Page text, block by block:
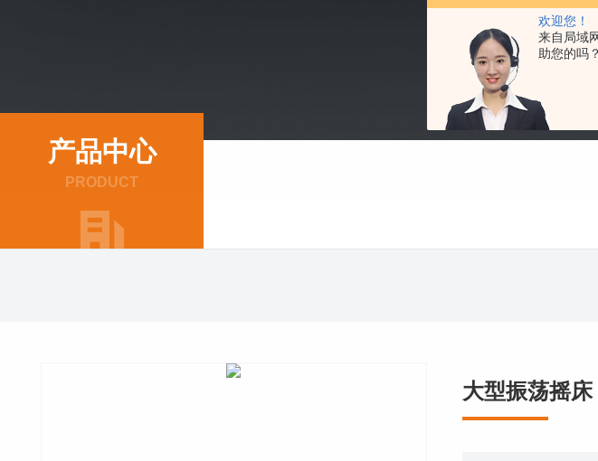
欢迎您！
来自局域
助您的吗？
产品中心
PRODUCT
大型振荡摇床